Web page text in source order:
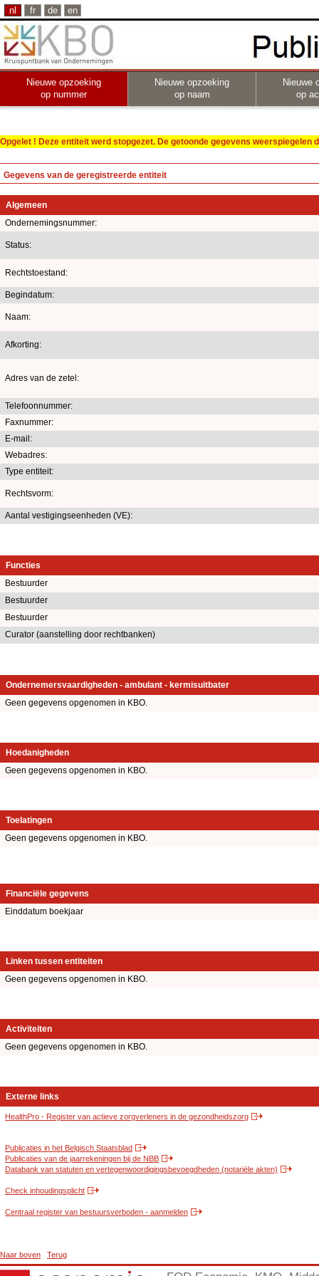
nl fr de en
Nieuwe opzoeking
op nummer
Nieuwe opzoeking
op naam
Nieuwe
op
Opgelet ! Deze entiteit werd stopgezet. De getoonde gegevens
Gegevens van de geregistreerde entiteit
Algemeen
Ondernemingsnummer:
Status:
Rechtstoestand:
Begindatum:
Naam:
Afkorting:
Adres van de zetel:
Telefoonnummer:
Faxnummer:
E-mail:
Webadres:
Type entiteit:
Rechtsvorm:
Aantal vestigingseenheden (VE):
Functies
Bestuurder
Bestuurder
Bestuurder
Curator (aanstelling door rechtbanken)
Ondernemersvaardigheden - ambulant - kermisuitbater
Geen gegevens opgenomen in KBO.
Hoedanigheden
Geen gegevens opgenomen in KBO.
Toelatingen
Geen gegevens opgenomen in KBO.
Financiële gegevens
Einddatum boekjaar
Linken tussen entiteiten
Geen gegevens opgenomen in KBO.
Activiteiten
Geen gegevens opgenomen in KBO.
Externe links
HealthPro - Register van actieve zorgverleners in de gezondheidszorg
Publicaties in het Belgisch Staatsblad
Publicaties van de jaarrekeningen bij de NBB
Databank van statuten en vertegenwoordigingsbevoegdheden (notariële akten)
Check inhoudingsplicht
Centraal register van bestuursverboden - aanmelden
Naar boven Terug